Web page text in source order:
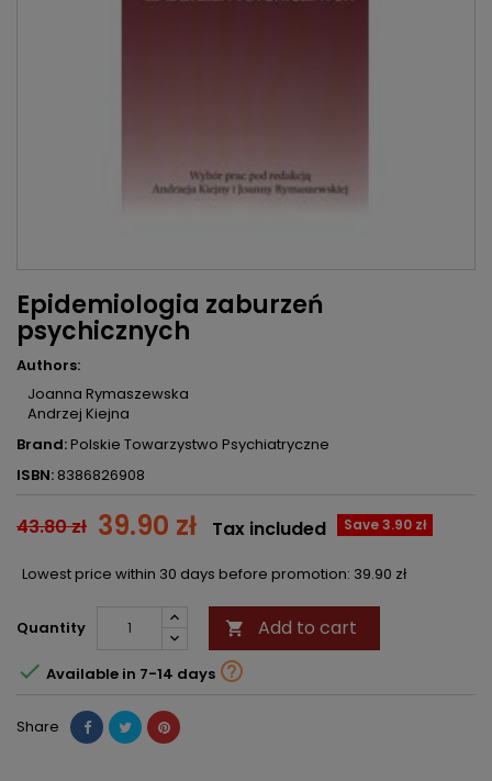
Epidemiologia zaburzeń
psychicznych
Authors:
Joanna Rymaszewska
Andrzej Kiejna
Brand:Polskie Towarzystwo Psychiatryczne
ISBN: 8386826908
43.80 zł 39.90 zł Save 3.90 zł
Tax included
Lowest price within 30 days before promotion: 39.90 zł
Quantity  Add to cart
 Available in 7-14 days 
Share